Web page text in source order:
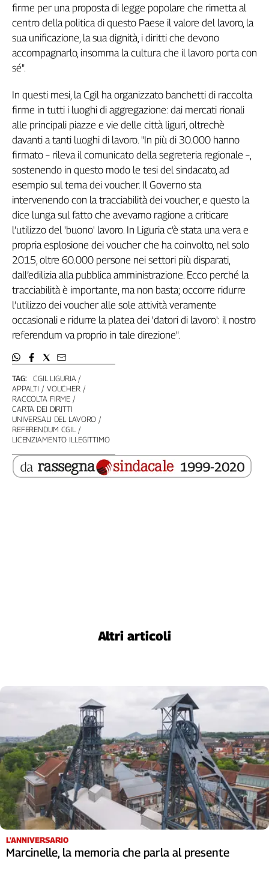
Caaf
G8
di
il
sangue
della
ragione
120
anni
Cgil
Collettiva
Academy
Collettiva
Play
Rubriche
Collettiva
Talk
La
settimana
Collettiva
Girasoli
Il
Sassolino
Linea
Economica
Tech
It
Easy
Inserti
Idea
Abruzzo-
Basilicata
Calabria
Campania
Emilia-
Romagna
Friuli
Venezia
Giulia
Lazio
TAG:
CGIL LIGURIA
APPALTI
VOUCHER
RACCOLTA FIRME
CARTA DEI DIRITTI
UNIVERSALI DEL LAVORO
REFERENDUM CGIL
LICENZIAMENTO ILLEGITTIMO
firme per una proposta di legge popolare che rimetta al
centro della politica di questo Paese il valore del lavoro, la
sua unificazione, la sua dignità, i diritti che devono
accompagnarlo, insomma la cultura che il lavoro porta con
sé".
In questi mesi, la Cgil ha organizzato banchetti di raccolta
firme in tutti i luoghi di aggregazione: dai mercati rionali
alle principali piazze e vie delle città liguri, oltrechè
davanti a tanti luoghi di lavoro. "In più di 30.000 hanno
firmato – rileva il comunicato della segreteria regionale –,
sostenendo in questo modo le tesi del sindacato, ad
esempio sul tema dei voucher. Il Governo sta
intervenendo con la tracciabilità dei voucher, e questo la
dice lunga sul fatto che avevamo ragione a criticare
l’utilizzo del 'buono' lavoro. In Liguria c’è stata una vera e
propria esplosione dei voucher che ha coinvolto, nel solo
2015, oltre 60.000 persone nei settori più disparati,
dall’edilizia alla pubblica amministrazione. Ecco perché la
tracciabilità è importante, ma non basta; occorre ridurre
l’utilizzo dei voucher alle sole attività veramente
occasionali e ridurre la platea dei 'datori di lavoro': il nostro
referendum va proprio in tale direzione".
Altri articoli
L'ANNIVERSARIO
Marcinelle, la memoria che parla al presente